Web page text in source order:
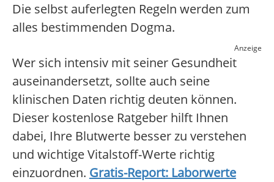
Die selbst auferlegten Regeln werden zum
alles bestimmenden Dogma.
Anzeige
Wer sich intensiv mit seiner Gesundheit
auseinandersetzt, sollte auch seine
klinischen Daten richtig deuten können.
Dieser kostenlose Ratgeber hilft Ihnen
dabei, Ihre Blutwerte besser zu verstehen
und wichtige Vitalstoff-Werte richtig
einzuordnen. Gratis-Report: Laborwerte